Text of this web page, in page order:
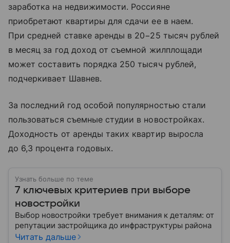
заработка на недвижимости. Россияне
приобретают квартиры для сдачи ее в наем.
При средней ставке аренды в 20−25 тысяч рублей
в месяц за год доход от съемной жилплощади
может составить порядка 250 тысяч рублей,
подчеркивает Шавнев.
За последний год особой популярностью стали
пользоваться съемные студии в новостройках.
Доходность от аренды таких квартир выросла
до 6,3 процента годовых.
Узнать больше по теме
7 ключевых критериев при выборе
новостройки
Выбор новостройки требует внимания к деталям: от
репутации застройщика до инфраструктуры района
Читать дальше